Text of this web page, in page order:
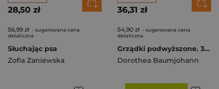
28,50 zł
56,99 zł - sugerowana cena
detaliczna
Słuchając psa
Zofia Zaniewska
36,31 zł
54,90 zł - sugerowana cena
detaliczna
Grządki podwyższone. 365 dni w ogrodzie
Dorothea Baumjohann